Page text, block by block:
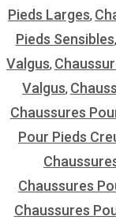
Pieds Larges,
Pieds Sensibles,
Valgus,
Valgus,
Chaussures
Pour Pieds
Chaussures
Chaussures